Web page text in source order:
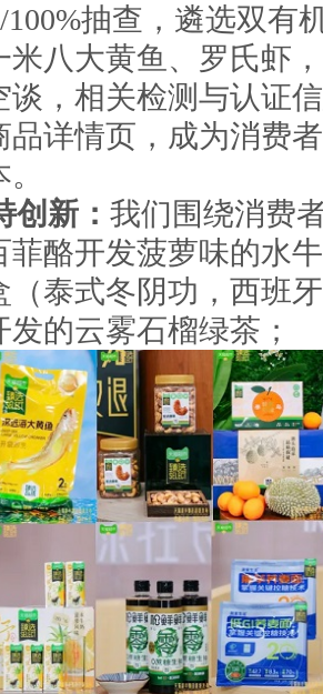
100%抽查，遴选双有
米八大黄鱼、罗氏虾
谈，相关检测与认证
品详情页，成为消费
创新： 我们围绕消费
菲酪开发菠萝味的水
（泰式冬阴功，西班
的云雾石榴绿茶；